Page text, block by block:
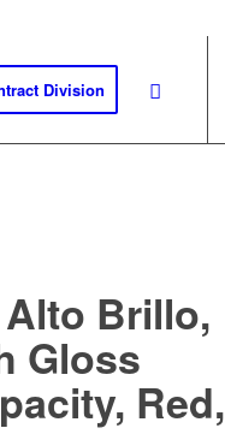
Division
Brillo,
Gloss
Red,